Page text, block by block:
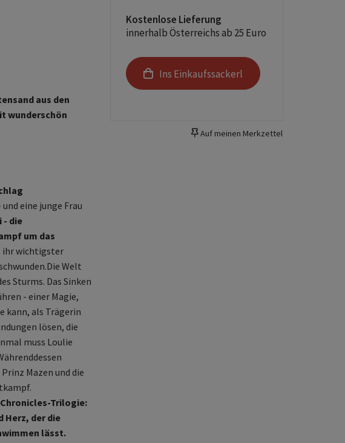
aus den
wunderschön
eine junge Frau
- die
um das
ihr wichtigster
Welt
Sturms. Das Sinken
- einer Magie,
kann, als Trägerin
lösen, die
muss Loulie
Mazen und die
Trilogie:
Herz, der die
lässt.
Kostenlose Lieferung
innerhalb Österreichs ab 25 Euro
Ins Einkaufssackerl
Auf meinen Merkzettel